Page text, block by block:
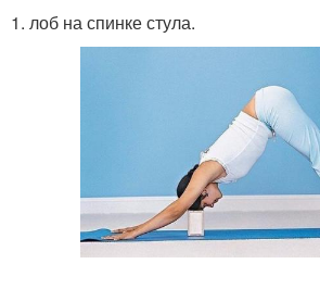
1. лоб на спинке стула.